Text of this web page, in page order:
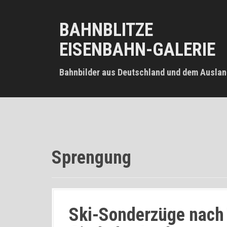
BAHNBLITZE
EISENBAHN-GALERIE
Bahnbilder aus Deutschland und dem
Sprengung
Ski-Sonderzüge